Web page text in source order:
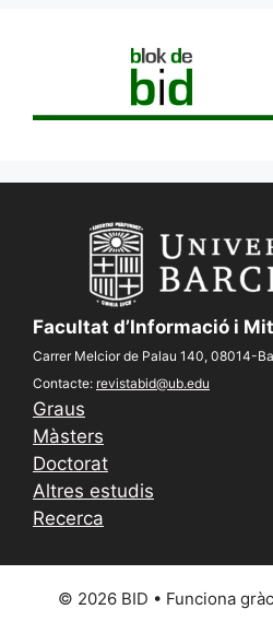
Facultat d’Informació i
Carrer Melcior de Palau 140, 08014-
Contacte: revistabid@ub.edu
Graus
Màsters
Doctorat
Altres estudis
Recerca
© 2026 BID • Funciona